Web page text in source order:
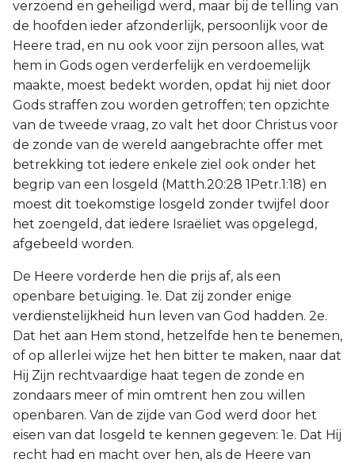
verzoend en geheiligd werd, maar bij de telling van
de hoofden ieder afzonderlijk, persoonlijk voor de
Heere trad, en nu ook voor zijn persoon alles, wat
hem in Gods ogen verderfelijk en verdoemelijk
maakte, moest bedekt worden, opdat hij niet door
Gods straffen zou worden getroffen; ten opzichte
van de tweede vraag, zo valt het door Christus voor
de zonde van de wereld aangebrachte offer met
betrekking tot iedere enkele ziel ook onder het
begrip van een losgeld (Matth.20:28 1Petr.1:18) en
moest dit toekomstige losgeld zonder twijfel door
het zoengeld, dat iedere Israëliet was opgelegd,
afgebeeld worden.
De Heere vorderde hen die prijs af, als een
openbare betuiging. 1e. Dat zij zonder enige
verdienstelijkheid hun leven van God hadden. 2e.
Dat het aan Hem stond, hetzelfde hen te benemen,
of op allerlei wijze het hen bitter te maken, naar dat
Hij Zijn rechtvaardige haat tegen de zonde en
zondaars meer of min omtrent hen zou willen
openbaren. Van de zijde van God werd door het
eisen van dat losgeld te kennen gegeven: 1e. Dat Hij
recht had en macht over hen, als de Heere van